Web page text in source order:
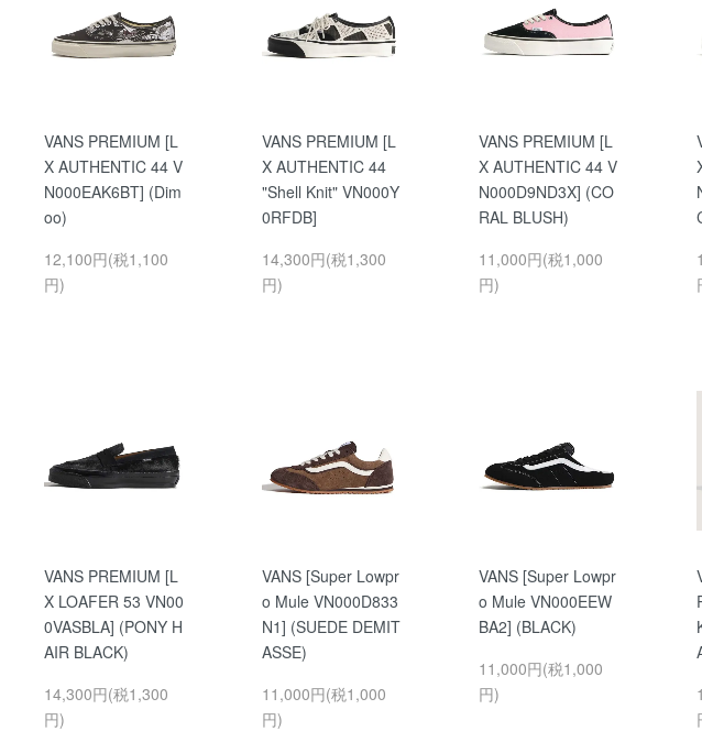
VANS PREMIUM [L
X AUTHENTIC 44 V
N000EAK6BT] (Dim
oo)
12,100円(税1,100
円)
VANS PREMIUM [L
X AUTHENTIC 44
"Shell Knit" VN000Y
0RFDB]
14,300円(税1,300
円)
VANS PREMIUM [L
X AUTHENTIC 44 V
N000D9ND3X] (CO
RAL BLUSH)
11,000円(税1,000
円)
VANS PREMIUM [L
X LOAFER 53 VN00
0VASBLA] (PONY H
AIR BLACK)
14,300円(税1,300
円)
VANS [Super Lowpr
o Mule VN000D833
N1] (SUEDE DEMIT
ASSE)
11,000円(税1,000
円)
VANS [Super Lowpr
o Mule VN000EEW
BA2] (BLACK)
11,000円(税1,000
円)